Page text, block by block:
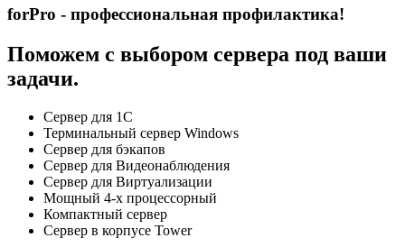
forPro - профессиональная профилактика!
Поможем с выбором сервера под ваши
задачи.
Сервер для 1С
Терминальный сервер Windows
Сервер для бэкапов
Сервер для Видеонаблюдения
Сервер для Виртуализации
Мощный 4-х процессорный
Компактный сервер
Сервер в корпусе Tower